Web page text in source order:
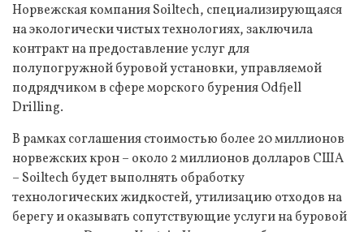
Норвежская компания Soiltech, специализирующаяся
на экологически чистых технологиях, заключила
контракт на предоставление услуг для
полупогружной буровой установки, управляемой
подрядчиком в сфере морского бурения Odfjell
Drilling.
В рамках соглашения стоимостью более 20 миллионов
норвежских крон – около 2 миллионов долларов США
– Soiltech будет выполнять обработку
технологических жидкостей, утилизацию отходов на
берегу и оказывать сопутствующие услуги на буровой